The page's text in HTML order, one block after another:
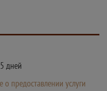
дней
о предоставлении услуги